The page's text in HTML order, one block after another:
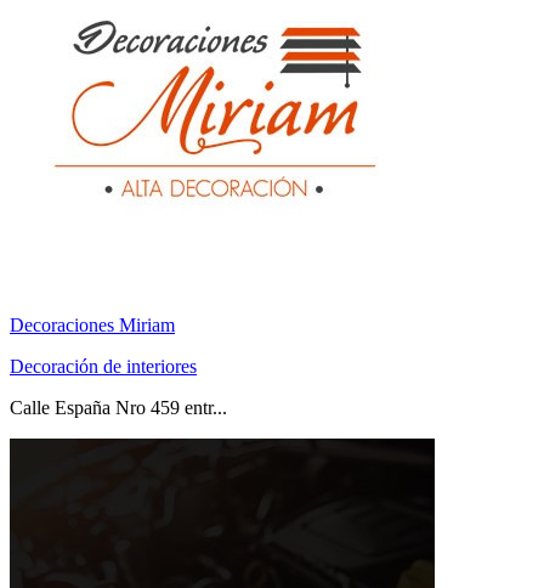
Decoraciones Miriam
Decoración de interiores
Calle España Nro 459 entr...